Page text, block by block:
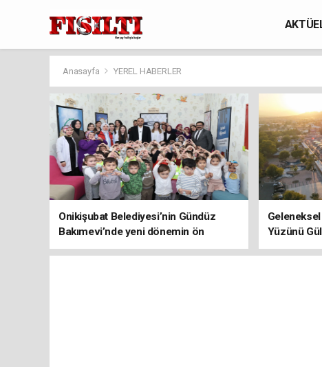
Anasayfa YEREL HABERLER
Onikişubat Belediyesi’nin Gündüz
Bakımevi’nde yeni dönemin ön
kayıtları başladı!
Geleneksel
Yüzünü